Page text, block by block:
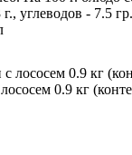
углеводов - 7.5
0.9 кг